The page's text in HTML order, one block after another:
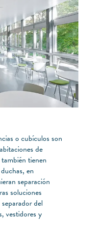
o cubículos son
de
tienen
en
separación
soluciones
del
vestidores y